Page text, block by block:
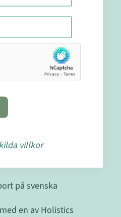
själv genom ett stick i
du lider av
sedan på vårt
och du får ditt resultat
för steg-instruktioner
läkarbesök
på svenska
en av Holistics
villkor